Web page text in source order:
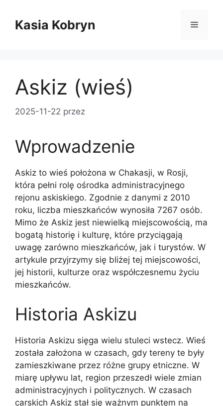
treściKasia Kobryn Menu
Askiz (wieś)
2025-11-22 przez
Wprowadzenie
Askiz to wieś położona w Chakasji, w Rosji,
która pełni rolę ośrodka administracyjnego
rejonu askiskiego. Zgodnie z danymi z 2010
roku, liczba mieszkańców wynosiła 7267 osób.
Mimo że Askiz jest niewielką miejscowością, ma
bogatą historię i kulturę, które przyciągają
uwagę zarówno mieszkańców, jak i turystów. W
artykule przyjrzymy się bliżej tej miejscowości,
jej historii, kulturze oraz współczesnemu życiu
mieszkańców.
Historia Askizu
Historia Askizu sięga wielu stuleci wstecz. Wieś
została założona w czasach, gdy tereny te były
zamieszkiwane przez różne grupy etniczne. W
miarę upływu lat, region przeszedł wiele zmian
administracyjnych i politycznych. W czasach
carskich Askiz stał się ważnym punktem na